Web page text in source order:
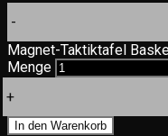
-
Magnet-Taktiktafel
Menge
+
In den Warenkorb